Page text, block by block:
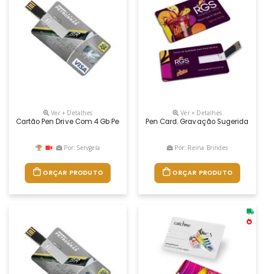
Ver + Detalhes
Cartão Pen Drive Com 4 Gb Personalizado
Por: Servgela
ORÇAR PRODUTO
Ver + Detalhes
Pen Card. Gravação Sugerida Em
Por: Reina Brindes
ORÇAR PRODUTO